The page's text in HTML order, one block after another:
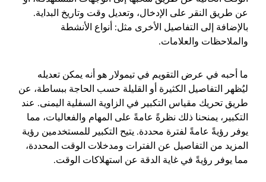
عن طريق النقر على الإدخال، وتعديل وقت وتاريخ البداية.
بالإضافة إلى التفاصيل الأخرى مثل: أنواع الأنشطة
والملاحظات والعلامات.
ما أحبه في عرض التقويم في تيمولار هو أنه يمكن تعديله
ليُظهر التفاصيل الكثيرة أو القليلة حسب الحاجة ببساطة، عن
طريق تحريك مقياس التكبير في الزاوية السفلية اليمنى. عند
التكبير، يمنحنا ذلك نظرةً عامةً على المهام والفعاليات، مما
يوفر رؤيةً عامةً لفترة محددة. يتيح التكبير للمستخدمين رؤية
المزيد من التفاصيل عن الفترات ومدخلات الوقت المحددة،
مما يوفر رؤيةً في غاية الدقة عن استهلاكات الوقت.